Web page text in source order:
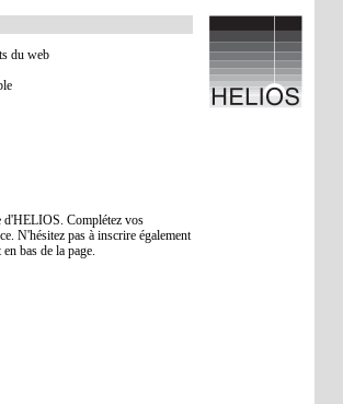
du web
d'HELIOS. Complétez vos
N'hésitez pas à inscrire également
bas de la page.